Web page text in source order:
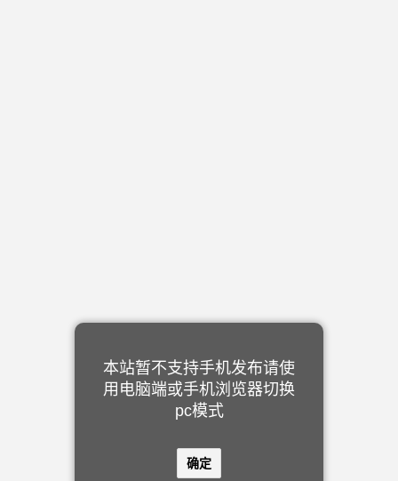
本站暂不支持手机发布请使
用电脑端或手机浏览器切换
pc模式
确定